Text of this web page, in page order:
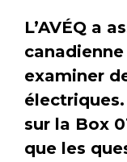
L’AVÉQ a
examiner
sur la Box
que les